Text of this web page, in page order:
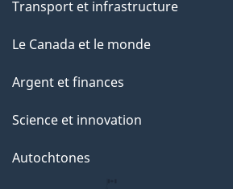
Transport et infrastructure
Le Canada et le monde
Argent et finances
Science et innovation
Autochtones